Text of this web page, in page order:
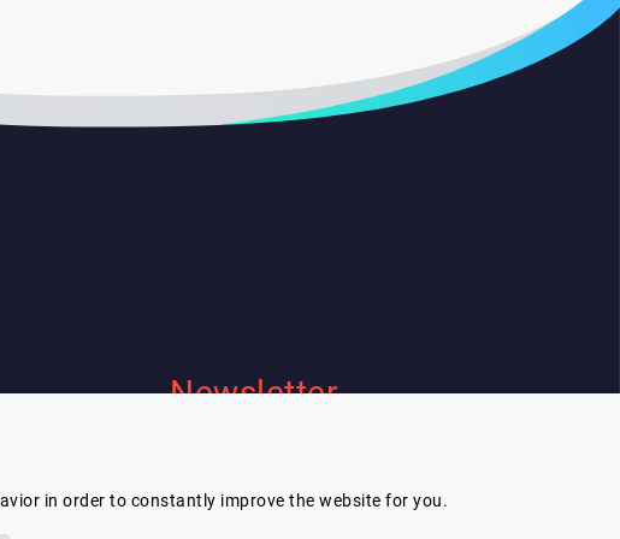
in order to constantly improve the website for you.
Newsletter
Je m'inscris